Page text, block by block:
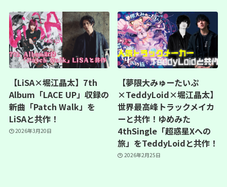
【LiSA×堀江晶太】7th
Album「LACE UP」収録の
新曲「Patch Walk」を
LiSAと共作！
2026年3月20日
【夢限大みゅーたいぷ
×TeddyLoid×堀江晶太】
世界最高峰トラックメイカ
ーと共作！ゆめみた
4thSingle「超惑星Xへの
旅」をTeddyLoidと共作！
2026年2月25日